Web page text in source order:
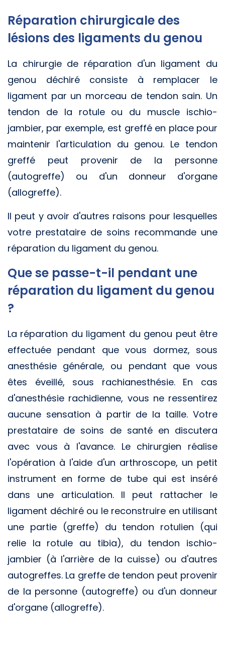
Réparation chirurgicale des
lésions des ligaments du genou
La chirurgie de réparation d'un ligament du
genou déchiré consiste à remplacer le
ligament par un morceau de tendon sain. Un
tendon de la rotule ou du muscle ischio-
jambier, par exemple, est greffé en place pour
maintenir l'articulation du genou. Le tendon
greffé peut provenir de la personne
(autogreffe) ou d'un donneur d'organe
(allogreffe).
Il peut y avoir d'autres raisons pour lesquelles
votre prestataire de soins recommande une
réparation du ligament du genou.
Que se passe-t-il pendant une
réparation du ligament du genou
?
La réparation du ligament du genou peut être
effectuée pendant que vous dormez, sous
anesthésie générale, ou pendant que vous
êtes éveillé, sous rachianesthésie. En cas
d'anesthésie rachidienne, vous ne ressentirez
aucune sensation à partir de la taille. Votre
prestataire de soins de santé en discutera
avec vous à l'avance. Le chirurgien réalise
l'opération à l'aide d'un arthroscope, un petit
instrument en forme de tube qui est inséré
dans une articulation. Il peut rattacher le
ligament déchiré ou le reconstruire en utilisant
une partie (greffe) du tendon rotulien (qui
relie la rotule au tibia), du tendon ischio-
jambier (à l'arrière de la cuisse) ou d'autres
autogreffes. La greffe de tendon peut provenir
de la personne (autogreffe) ou d'un donneur
d'organe (allogreffe).